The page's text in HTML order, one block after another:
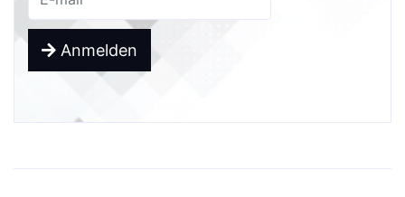
Anmelden